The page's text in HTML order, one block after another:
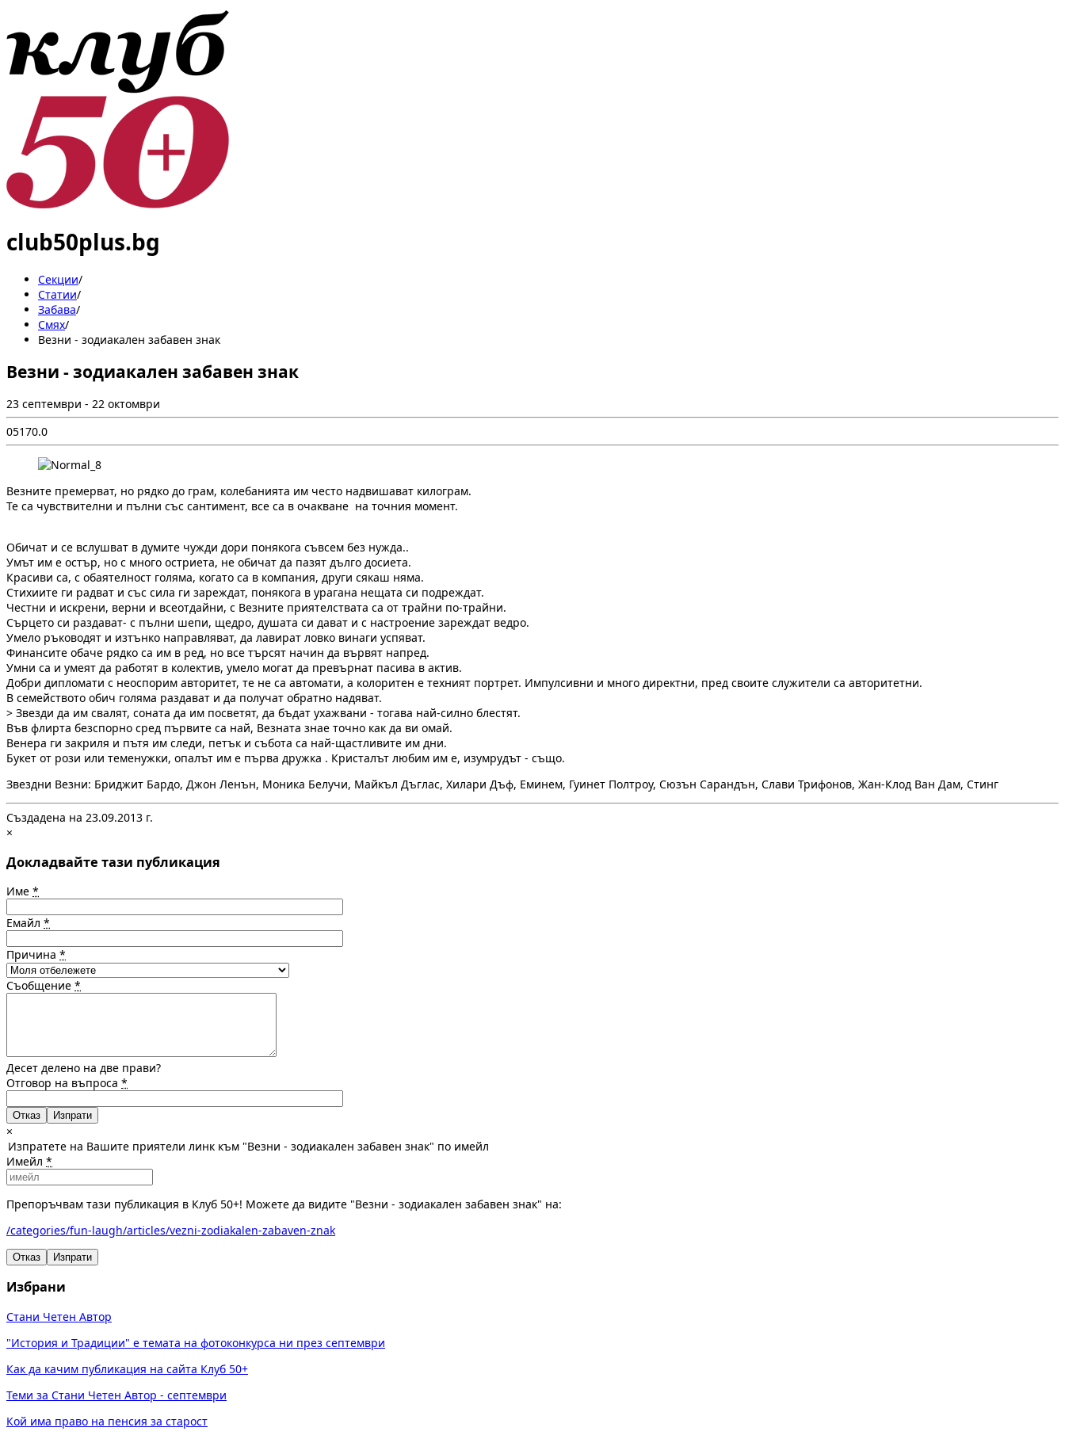
club50plus.bg
Секции/
Статии/
Забава/
Смях/
Везни - зодиакален забавен знак
Везни - зодиакален забавен знак
23 септември - 22 октомври
05170.0
Везните премерват, но рядко до грам, колебанията им често надвишават килограм.
Те са чувствителни и пълни със сантимент, все са в очакване на точния момент.
Обичат и се вслушват в думите чужди дори понякога съвсем без нужда..
Умът им е остър, но с много остриета, не обичат да пазят дълго досиета.
Красиви са, с обаятелност голяма, когато са в компания, други сякаш няма.
Стихиите ги радват и със сила ги зареждат, понякога в урагана нещата си подреждат.
Честни и искрени, верни и всеотдайни, с Везните приятелствата са от трайни по-трайни.
Сърцето си раздават- с пълни шепи, щедро, душата си дават и с настроение зареждат ведро.
Умело ръководят и изтънко направляват, да лавират ловко винаги успяват.
Финансите обаче рядко са им в ред, но все търсят начин да вървят напред.
Умни са и умеят да работят в колектив, умело могат да превърнат пасива в актив.
Добри дипломати с неоспорим авторитет, те не са автомати, а колоритен е техният портрет. Импулсивни и много директни, пред своите служители са авторитетни.
В семейството обич голяма раздават и да получат обратно надяват.
> Звезди да им свалят, соната да им посветят, да бъдат ухажвани - тогава най-силно блестят.
Във флирта безспорно сред първите са най, Везната знае точно как да ви омай.
Венера ги закриля и пътя им следи, петък и събота са най-щастливите им дни.
Букет от рози или теменужки, опалът им е първа дружка . Кристалът любим им е, изумрудът - също.
Звездни Везни: Бриджит Бардо, Джон Ленън, Моника Белучи, Майкъл Дъглас, Хилари Дъф, Еминем, Гуинет Полтроу, Сюзън Сарандън, Слави Трифонов, Жан-Клод Ван Дам, Стинг
Създадена на 23.09.2013 г.
×
Докладвайте тази публикация
Име *
Емайл *
Причина *
Съобщение *
Десет делено на две прави?
Отговор на въпроса *
Отказ
×
Изпратете на Вашите приятели линк към "Везни - зодиакален забавен знак" по имейл
Имейл *
Препоръчвам тази публикация в Клуб 50+! Можете да видите "Везни - зодиакален забавен знак" на:
/categories/fun-laugh/articles/vezni-zodiakalen-zabaven-znak
Отказ Изпрати
Избрани
Стани Четен Автор
"История и Традиции" е темата на фотоконкурса ни през септември
Как да качим публикация на сайта Клуб 50+
Теми за Стани Четен Автор - септември
Кой има право на пенсия за старост